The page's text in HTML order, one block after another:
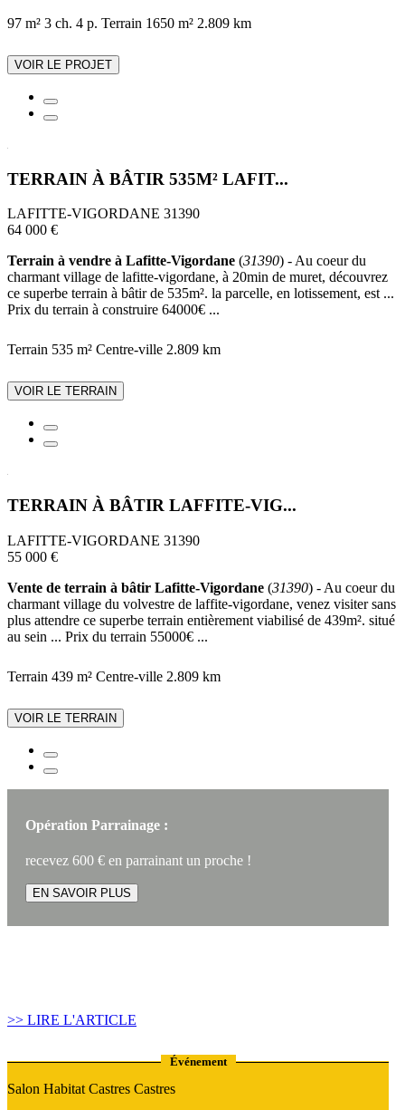
97 m² 3 ch. 4 p. Terrain 1650 m² 2.809 km
VOIR LE PROJET
TERRAIN À BÂTIR 535M² LAFIT...
LAFITTE-VIGORDANE 31390
64 000 €
Terrain à vendre à Lafitte-Vigordane (31390) - Au coeur du
charmant village de lafitte-vigordane, à 20min de muret, découvrez
ce superbe terrain à bâtir de 535m². la parcelle, en lotissement, est ...
Prix du terrain à construire 64000€ ...
Terrain 535 m² Centre-ville 2.809 km
VOIR LE TERRAIN
TERRAIN À BÂTIR LAFFITE-VIG...
LAFITTE-VIGORDANE 31390
55 000 €
Vente de terrain à bâtir Lafitte-Vigordane (31390) - Au coeur du
charmant village du volvestre de laffite-vigordane, venez visiter sans
plus attendre ce superbe terrain entièrement viabilisé de 439m². situé
au sein ... Prix du terrain 55000€ ...
Terrain 439 m² Centre-ville 2.809 km
VOIR LE TERRAIN
Opération Parrainage :
recevez 600 € en parrainant un proche !
EN SAVOIR PLUS
>> LIRE L'ARTICLE
Événement
Salon Habitat Castres Castres